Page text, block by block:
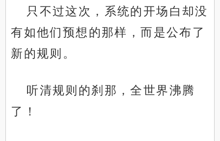
只不过这次，系统的开场白却没
有如他们预想的那样，而是公布了
新的规则。
听清规则的刹那，全世界沸腾
了！